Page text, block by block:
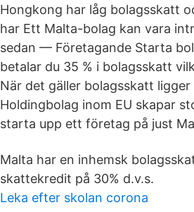
Hongkong har låg bolagsskatt
har Ett Malta-bolag kan vara
sedan — Företagande Starta
betalar du 35 % i bolagsskatt
När det gäller bolagsskatt
Holdingbolag inom EU skapar
starta upp ett företag på just
Malta har en inhemsk
skattekredit på 30% d.v.s.
Leka efter skolan corona